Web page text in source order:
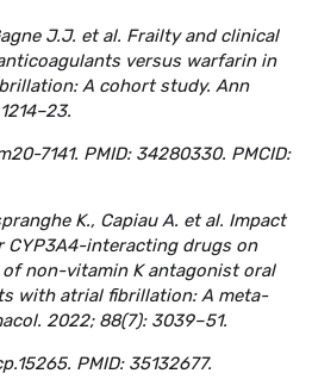
J.J. et al. Frailty and clinical
versus warfarin in
A cohort study. Ann
7141. PMID: 34280330. PMCID:
K., Capiau A. et al. Impact
interacting drugs on
non-vitamin K antagonist oral
with atrial fibrillation: A meta-
2022; 88(7): 3039–51.
PMID: 35132677.